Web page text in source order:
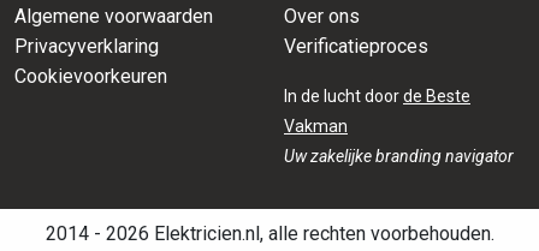
Algemene voorwaarden
Privacyverklaring
Cookievoorkeuren
Over ons
Verificatieproces
In de lucht doorde Beste
Vakman
Uw zakelijke branding navigator
2014 - 2026 Elektricien.nl, alle rechten voorbehouden.